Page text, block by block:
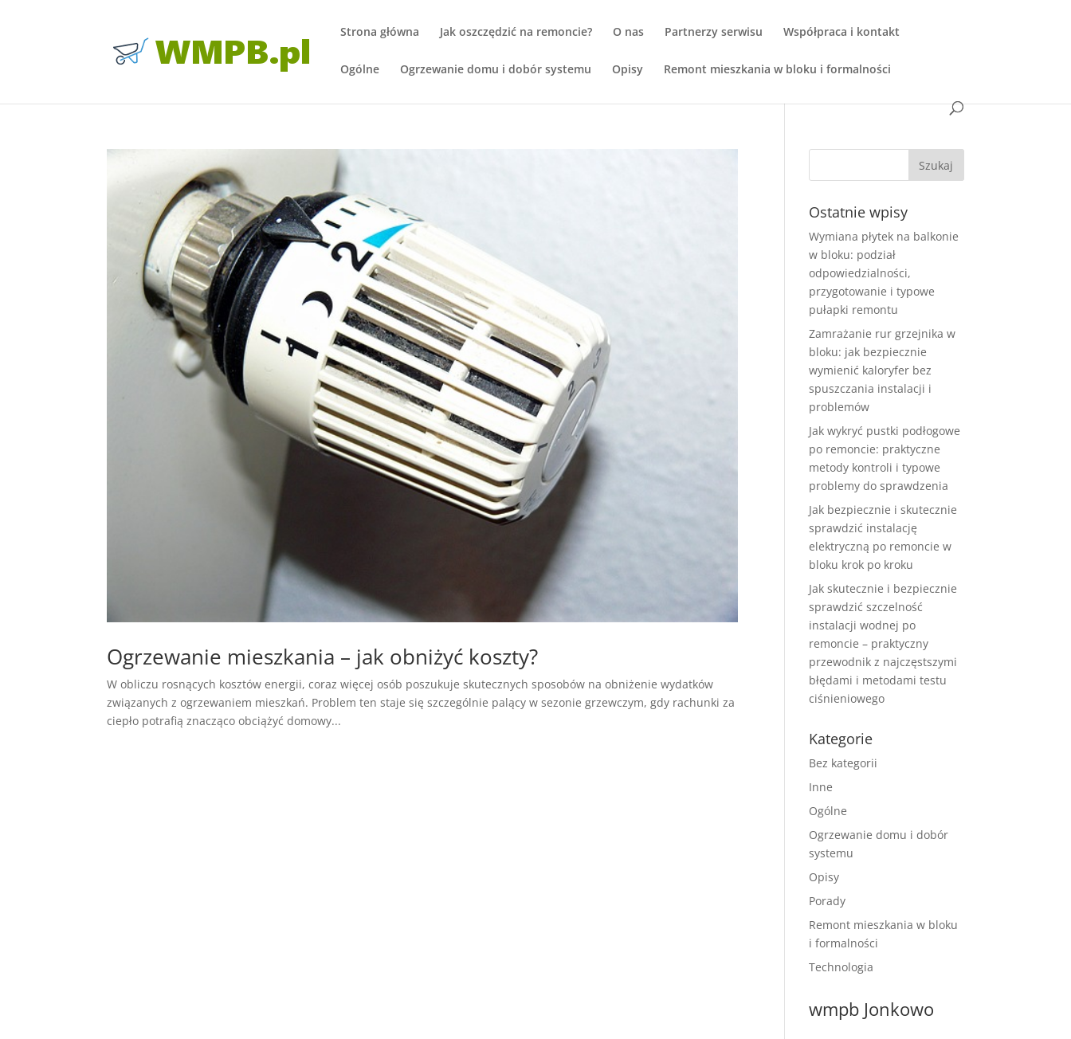
Strona główna Jak oszczędzić na remoncie? O nas Partnerzy serwisu Współpraca i kontakt
Ogólne Ogrzewanie domu i dobór systemu Opisy Remont mieszkania w bloku i formalności
Ogrzewanie mieszkania – jak obniżyć koszty?
W obliczu rosnących kosztów energii, coraz więcej osób poszukuje skutecznych sposobów na obniżenie wydatków
związanych z ogrzewaniem mieszkań. Problem ten staje się szczególnie palący w sezonie grzewczym, gdy rachunki za
ciepło potrafią znacząco obciążyć domowy...
Ostatnie wpisy
Wymiana płytek na balkonie
w bloku: podział
odpowiedzialności,
przygotowanie i typowe
pułapki remontu
Zamrażanie rur grzejnika w
bloku: jak bezpiecznie
wymienić kaloryfer bez
spuszczania instalacji i
problemów
Jak wykryć pustki podłogowe
po remoncie: praktyczne
metody kontroli i typowe
problemy do sprawdzenia
Jak bezpiecznie i skutecznie
sprawdzić instalację
elektryczną po remoncie w
bloku krok po kroku
Jak skutecznie i bezpiecznie
sprawdzić szczelność
instalacji wodnej po
remoncie – praktyczny
przewodnik z najczęstszymi
błędami i metodami testu
ciśnieniowego
Kategorie
Bez kategorii
Inne
Ogólne
Ogrzewanie domu i dobór
systemu
Opisy
Porady
Remont mieszkania w bloku
i formalności
Technologia
wmpb Jonkowo